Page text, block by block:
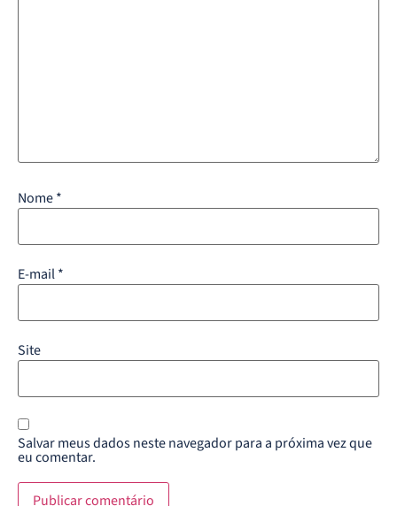
Nome*
E-mail*
Site
Salvar meus dados neste navegador para a próxima vez que
eu comentar.